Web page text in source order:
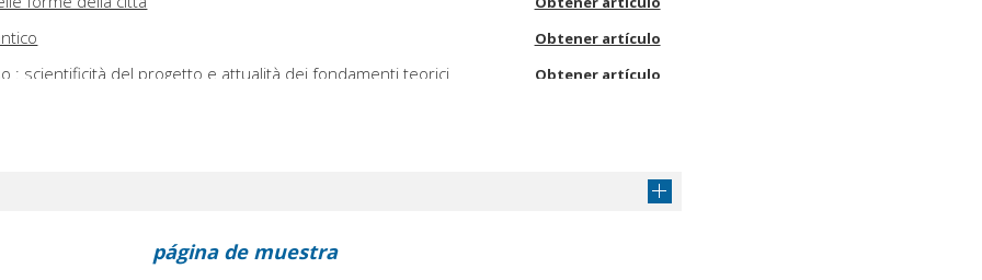
Obtener artículo
: scientificità del progetto e attualità dei fondamenti teorici Obtener artículo
di Franco Purini Il Complesso parrocchiale di San Giovanni
Malta : rigenerare attraverso l'identità Obtener artículo
nei centri urbani occidentalipágina de muestra